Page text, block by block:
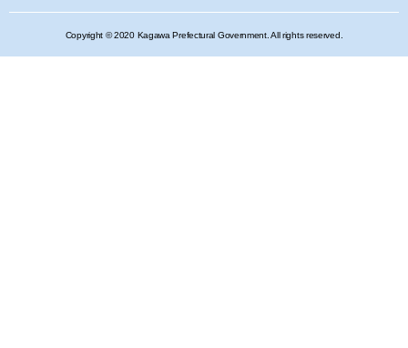
Copyright © 2020 Kagawa Prefectural Government. All rights reserved.